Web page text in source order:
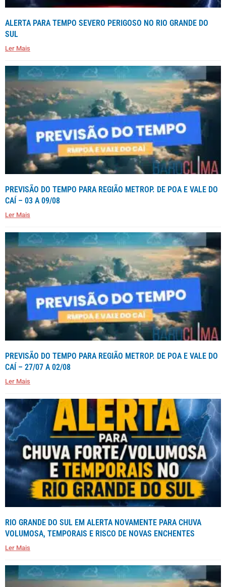
ALERTA PARA TEMPO SEVERO PERIGOSO NO RIO GRANDE DO
SUL
Ler Mais
PREVISÃO DO TEMPO PARA REGIÃO METROP. DE POA E VALE DO
CAÍ – 03 A 09/08
Ler Mais
PREVISÃO DO TEMPO PARA REGIÃO METROP. DE POA E VALE DO
CAÍ – 27/07 A 02/08
Ler Mais
RIO GRANDE DO SUL EM ALERTA NOVAMENTE PARA CHUVA
VOLUMOSA, TEMPORAIS E RISCO DE NOVAS ENCHENTES
Ler Mais